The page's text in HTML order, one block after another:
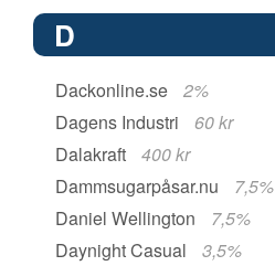
D
Dackonline.se
2%
Dagens Industri
60 kr
Dalakraft
400 kr
Dammsugarpåsar.nu
7,5%
Daniel Wellington
7,5%
Daynight Casual
3,5%